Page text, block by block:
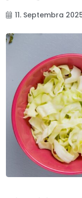
11. Septembra